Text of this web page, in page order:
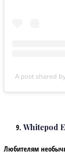
A post shared
Whitepod
Любителям